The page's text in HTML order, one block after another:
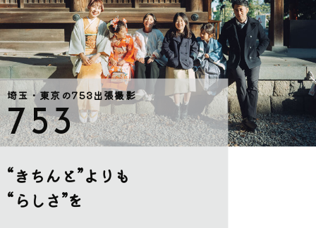
753
“きちんと”よりも
“らしさ”を
埼玉・東京の753出張撮影